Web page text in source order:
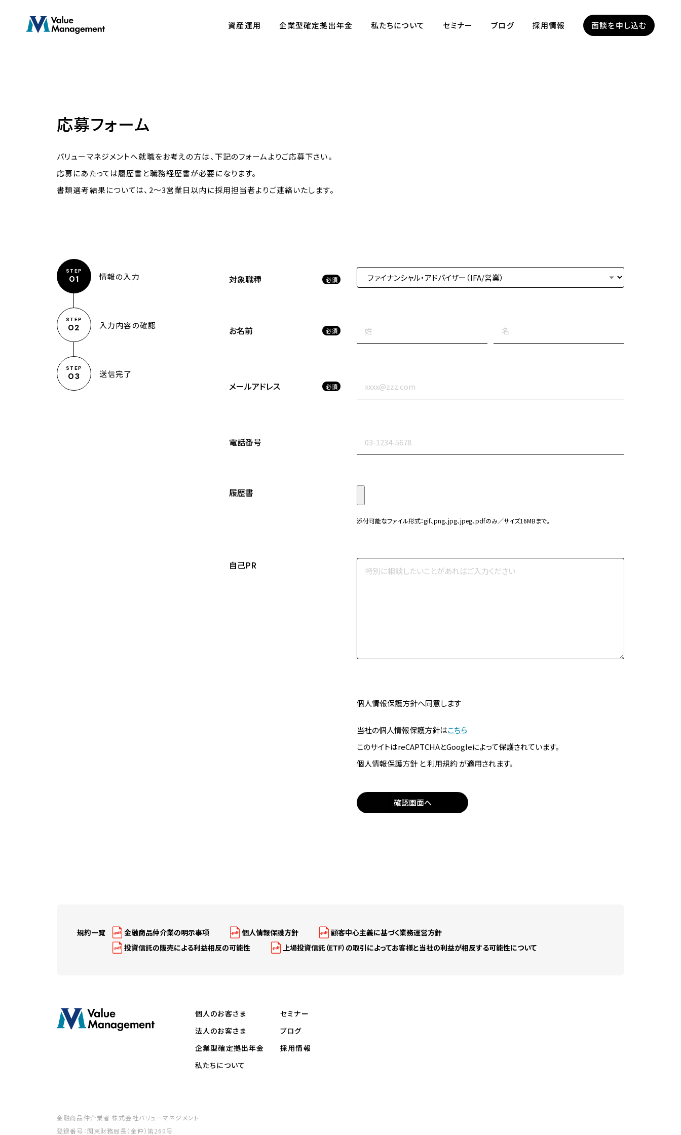
資産運用 企業型確定拠出年金 私たちについて セミナー ブログ 採用情報 面談を申し込む
応募フォーム
バリューマネジメントへ就職をお考えの方は、下記のフォームよりご応募下さい。
応募にあたっては履歴書と職務経歴書が必要になります。
書類選考結果については、2〜3営業日以内に採用担当者よりご連絡いたします。
STEP
01 情報の入力
STEP
02 入力内容の確認
STEP
03 送信完了
対象職種 必須
お名前 必須
メールアドレス 必須
電話番号
履歴書
添付可能なファイル形式：gif、png、jpg、jpeg、pdfのみ／サイズ16MBまで。
自己PR
個人情報保護方針へ同意します
当社の個人情報保護方針はこちら
このサイトはreCAPTCHAとGoogleによって保護されています。
個人情報保護方針 と 利用規約 が適用されます。
規約一覧 金融商品仲介業の明示事項 個人情報保護方針
顧客中心主義に基づく業務運営方針
投資信託の販売による利益相反の可能性
上場投資信託（ETF）の取引によってお客様と当社の利益が相反する可能性について
個人のお客さま
法人のお客さま
企業型確定拠出年金
私たちについて
セミナー
ブログ
採用情報
金融商品仲介業者 株式会社バリューマネジメント
登録番号：関東財務局長（金仲）第260号